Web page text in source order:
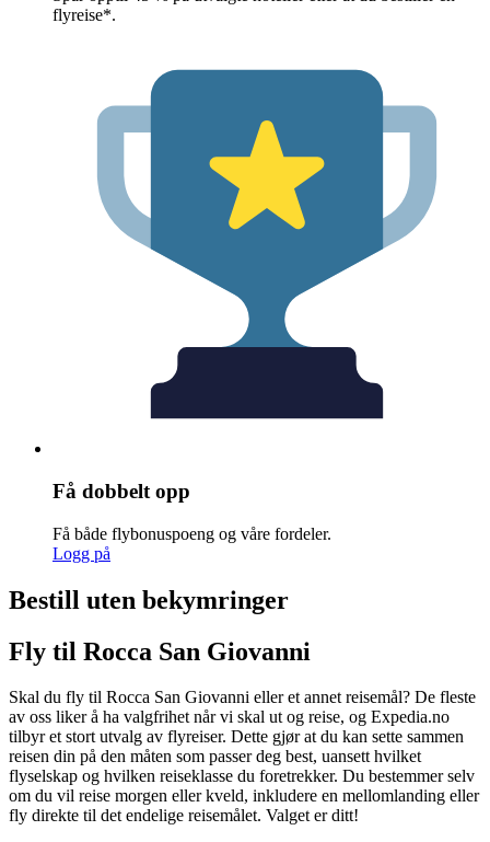
flyreise*.
Få dobbelt opp
Få både flybonuspoeng og våre fordeler.
Logg på
Bestill uten bekymringer
Fly til Rocca San Giovanni
Skal du fly til Rocca San Giovanni eller et annet reisemål? De fleste
av oss liker å ha valgfrihet når vi skal ut og reise, og Expedia.no
tilbyr et stort utvalg av flyreiser. Dette gjør at du kan sette sammen
reisen din på den måten som passer deg best, uansett hvilket
flyselskap og hvilken reiseklasse du foretrekker. Du bestemmer selv
om du vil reise morgen eller kveld, inkludere en mellomlanding eller
fly direkte til det endelige reisemålet. Valget er ditt!